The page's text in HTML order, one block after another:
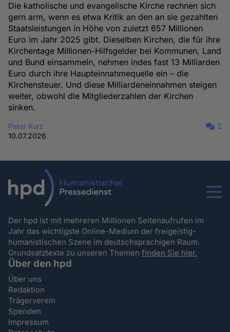
Die katholische und evangelische Kirche rechnen sich
gern arm, wenn es etwa Kritik an den an sie gezahlten
Staatsleistungen in Höhe von zuletzt 657 Millionen
Euro im Jahr 2025 gibt. Dieselben Kirchen, die für ihre
Kirchentage Millionen-Hilfsgelder bei Kommunen, Land
und Bund einsammeln, nehmen indes fast 13 Milliarden
Euro durch ihre Haupteinnahmequelle ein – die
Kirchensteuer. Und diese Milliardeneinnahmen steigen
weiter, obwohl die Mitgliederzahlen der Kirchen
sinken.
Peter Kurz
10.07.2026
2
Menu
Der hpd ist mit mehreren Millionen Seitenaufrufen im
Jahr das wichtigste Online-Medium der freigeistig-
humanistischen Szene im deutschsprachigen Raum.
Grundsatztexte zu unseren Themenfinden Sie hier.
Über den hpd
Über uns
Redaktion
Trägerverein
Spenden
Impressum